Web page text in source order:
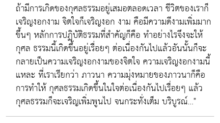
ถ้ามีการเกิดของกุศลธรรมอยู่เสมอตลอดเวลา ชีวิตของเราก็
เจริญงอกงาม จิตใจก็เจริญงอก งาม คือมีความดีงามเพิ่มมาก
ขึ้นๆ หลักการปฏิบัติธรรมที่สำคัญก็คือ ทำอย่างไรจึงจะให้
กุศล ธรรมนี้เกิดขึ้นอยู่เรื่อยๆ ต่อเนื่องกันไปแล้วอันนั้นก็จะ
กลายเป็นความเจริญงอกงามของจิตใจ ความเจริญงอกงามนี้
แหละ ที่เราเรียกว่า ภาวนา ความมุ่งหมายของภาวนาก็คือ
การทำให้ กุศลธรรมเกิดขึ้นในใจต่อเนื่องกันไปเรื่อยๆ แล้ว
กุศลธรรมก็จะเจริญเพิ่มพูนไป จนกระทั่งเต็ม บริบูรณ์..."